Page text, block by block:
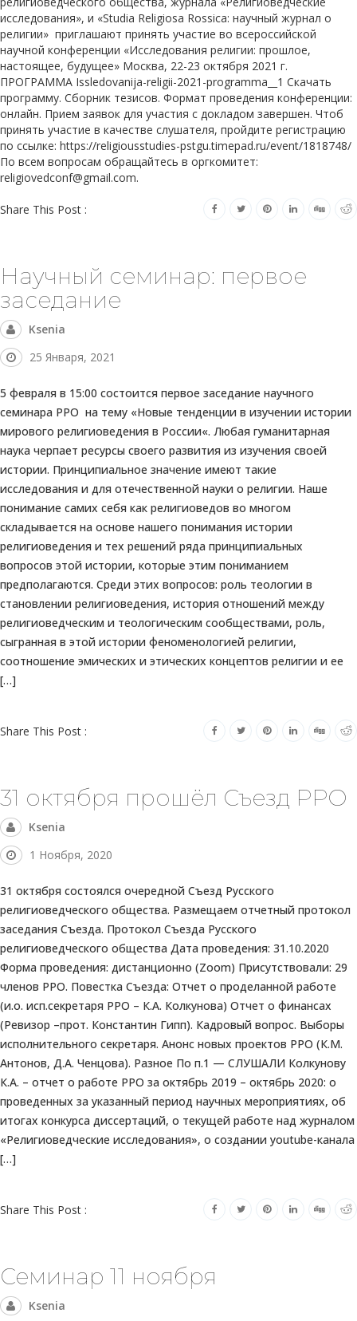
исследования», и «Studia Religiosa Rossica: научный журнал о
религии» приглашают принять участие во всероссийской
научной конференции «Исследования религии: прошлое,
настоящее, будущее» Москва, 22-23 октября 2021 г.
ПРОГРАММА Issledovanija-religii-2021-programma__1 Скачать
программу. Сборник тезисов. Формат проведения конференции:
онлайн. Прием заявок для участия с докладом завершен. Чтоб
принять участие в качестве слушателя, пройдите регистрацию
по ссылке: https://religiousstudies-pstgu.timepad.ru/event/1818748/
По всем вопросам обращайтесь в оргкомитет:
religiovedconf@gmail.com.
Share This Post :
Научный семинар: первое
заседание
Ksenia
25 Января, 2021
5 февраля в 15:00 состоится первое заседание научного
семинара РРО на тему «Новые тенденции в изучении истории
мирового религиоведения в России«. Любая гуманитарная
наука черпает ресурсы своего развития из изучения своей
истории. Принципиальное значение имеют такие
исследования и для отечественной науки о религии. Наше
понимание самих себя как религиоведов во многом
складывается на основе нашего понимания истории
религиоведения и тех решений ряда принципиальных
вопросов этой истории, которые этим пониманием
предполагаются. Среди этих вопросов: роль теологии в
становлении религиоведения, история отношений между
религиоведческим и теологическим сообществами, роль,
сыгранная в этой истории феноменологией религии,
соотношение эмических и этических концептов религии и ее
[…]
Share This Post :
31 октября прошёл Съезд РРО
Ksenia
1 Ноября, 2020
31 октября состоялся очередной Съезд Русского
религиоведческого общества. Размещаем отчетный протокол
заседания Съезда. Протокол Съезда Русского
религиоведческого общества Дата проведения: 31.10.2020
Форма проведения: дистанционно (Zoom) Присутствовали: 29
членов РРО. Повестка Съезда: Отчет о проделанной работе
(и.о. исп.секретаря РРО – К.А. Колкунова) Отчет о финансах
(Ревизор –прот. Константин Гипп). Кадровый вопрос. Выборы
исполнительного секретаря. Анонс новых проектов РРО (К.М.
Антонов, Д.А. Ченцова). Разное По п.1 — СЛУШАЛИ Колкунову
К.А. – отчет о работе РРО за октябрь 2019 – октябрь 2020: о
проведенных за указанный период научных мероприятиях, об
итогах конкурса диссертаций, о текущей работе над журналом
«Религиоведческие исследования», о создании youtube-канала
[…]
Share This Post :
Семинар 11 ноября
Ksenia